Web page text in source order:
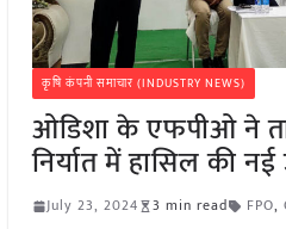
कृषि कंपनी समाचार (INDUSTRY NEWS)
ओडिशा के एफपीओ ने
निर्यात में हासिल की
July 23, 2024 3 min read FPO,